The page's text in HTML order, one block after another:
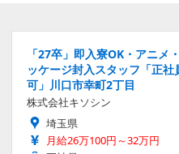
「27卒」即入寮OK・アニ
ッケージ封入スタッフ「正
可」川口市幸町2丁目
株式会社キソシン
埼玉県
月給26万100円～32万円